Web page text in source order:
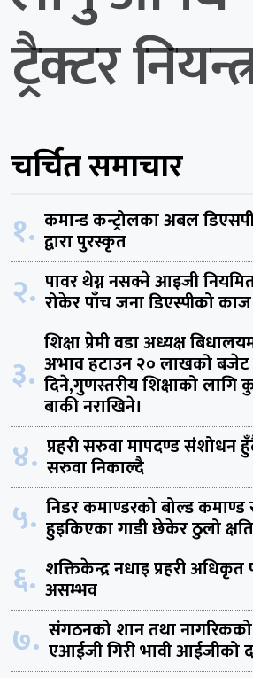
चर्चित समाचार
१. कमान्ड कन्ट्रोलका अबल
द्वारा पुरस्कृत
२. पावर थेग्न नसक्ने आइजी
रोकेर पाँच जना डिएस्पीको
३.
शिक्षा प्रेमी वडा अध्यक्ष
अभाव हटाउन २० लाखको बजेट
दिने,गुणस्तरीय शिक्षाको
बाकी नराखिने।
४. प्रहरी सरुवा मापदण्ड संशोधन
सरुवा निकाल्दै
५. निडर कमाण्डरको बोल्ड कमाण्ड
हुइकिएका गाडी छेकेर ठुलो
६. शक्तिकेन्द्र नधाइ प्रहरी अधिकृत
असम्भव
७. संगठनको शान तथा
एआईजी गिरी भावी आईजीको